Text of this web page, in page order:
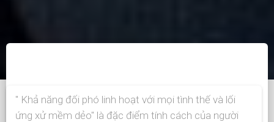
" Khả năng đối phó linh hoạt với mọi tình thế và lối
ứng xử mềm dẻo" là đặc điểm tính cách của người